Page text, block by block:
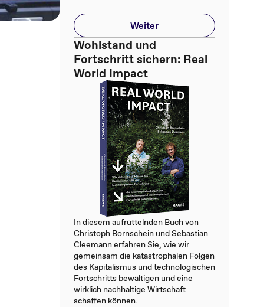
Weiter
Wohlstand und
Fortschritt sichern: Real
World Impact
In diesem aufrüttelnden Buch von
Christoph Bornschein und Sebastian
Cleemann erfahren Sie, wie wir
gemeinsam die katastrophalen Folgen
des Kapitalismus und technologischen
Fortschritts bewältigen und eine
wirklich nachhaltige Wirtschaft
schaffen können.